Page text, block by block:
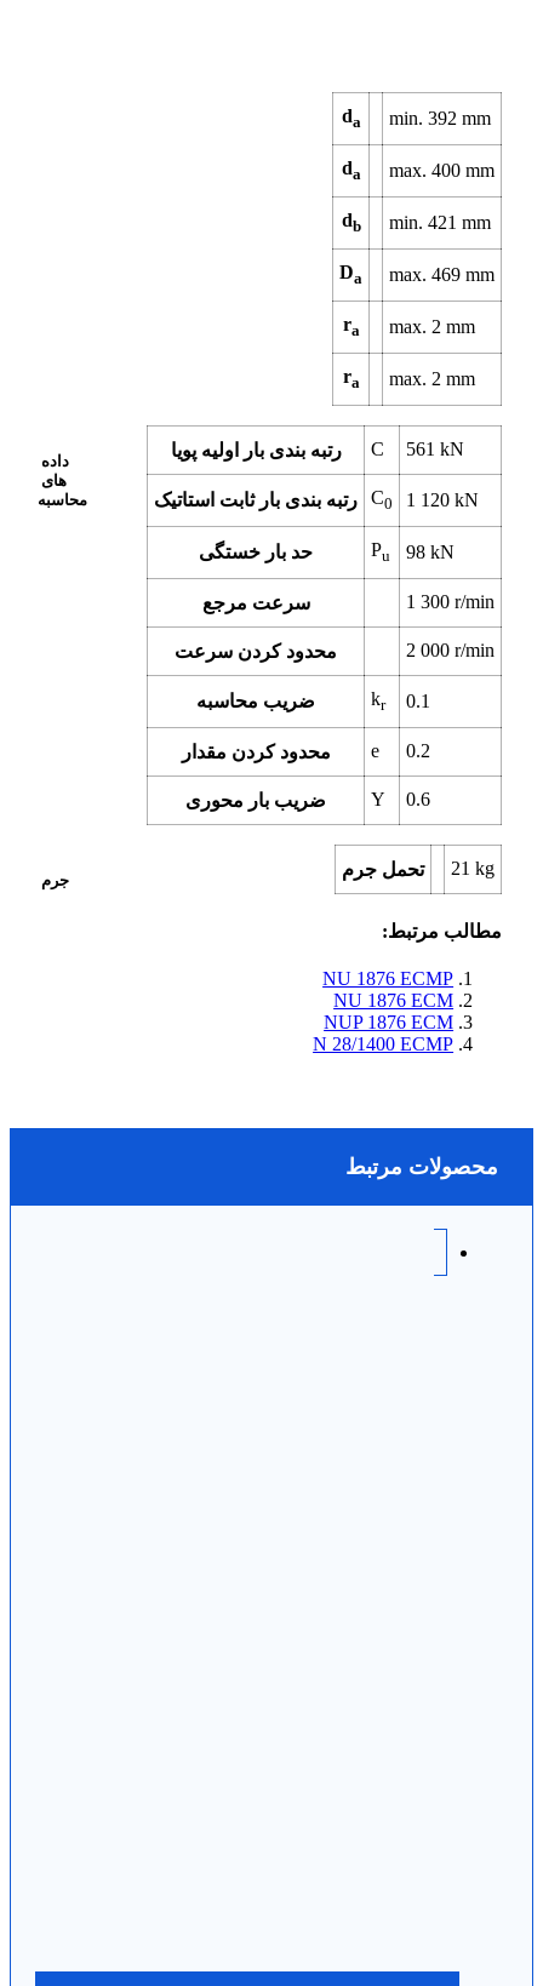
da min. 392mm
da max. 400mm
db min. 421mm
Da max. 469mm
ra max. 2mm
ra max. 2mm
داده
های
محاسبه
رتبه بندی بار اولیه پویا C 561kN
رتبه بندی بار ثابت استاتیک C0 1 120kN
حد بار خستگی Pu 98kN
سرعت مرجع 1 300r/min
محدود کردن سرعت 2 000r/min
ضریب محاسبه kr 0.1
محدود کردن مقدار e 0.2
ضریب بار محوری Y 0.6
جرم
تحمل جرم 21kg
مطالب مرتبط:
NU 1876 ECMP
NU 1876 ECM
NUP 1876 ECM
N 28/1400 ECMP
محصولات مرتبط